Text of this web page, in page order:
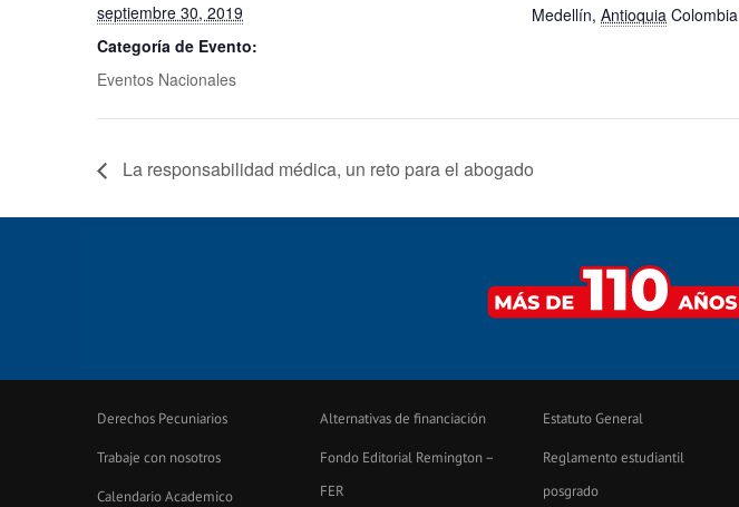
septiembre 30, 2019
Categoría de Evento:
Eventos Nacionales
Medellín, Antioquia Colombia
La responsabilidad médica, un reto para el abogado
Derechos Pecuniarios
Trabaje con nosotros
Calendario Academico
Alternativas de financiación
Fondo Editorial Remington –
FER
Estatuto General
Reglamento estudiantil
posgrado